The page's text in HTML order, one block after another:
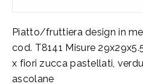
Piatto/fruttiera design in
cod. T8141 Misure
x fiori zucca pastellati,
ascolane